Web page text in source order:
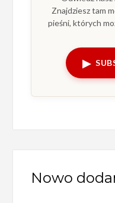
Znajdziesz tam
pieśni, których
▶
Nowo